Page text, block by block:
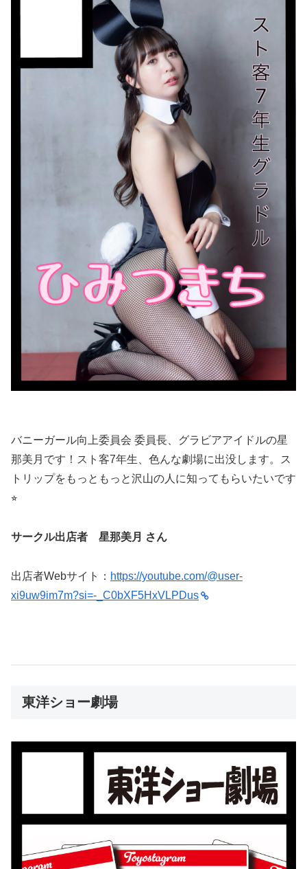
バニーガール向上委員会 委員長、グラビアアイドルの星
那美月です！スト客7年生、色んな劇場に出没します。ス
トリップをもっともっと沢山の人に知ってもらいたいです
⭐︎
サークル出店者 星那美月 さん
出店者Webサイト： https://youtube.com/@user-
xi9uw9im7m?si=-_C0bXF5HxVLPDus
東洋ショー劇場